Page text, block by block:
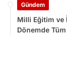
Gündem
Milli Eğitim ve
Dönemde